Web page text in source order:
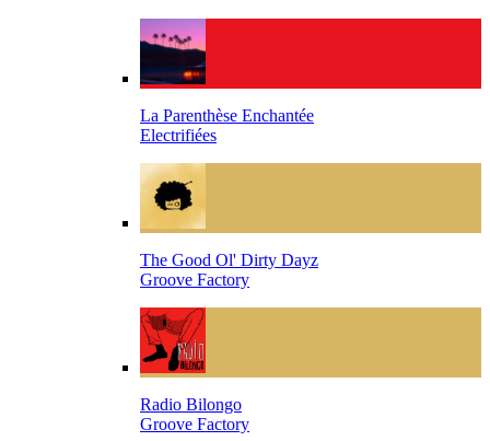
La Parenthèse Enchantée
Electrifiées
The Good Ol' Dirty Dayz
Groove Factory
Radio Bilongo
Groove Factory